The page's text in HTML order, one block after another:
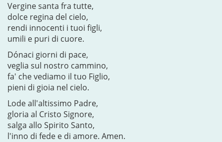
Vergine santa fra tutte,
dolce regina del cielo,
rendi innocenti i tuoi figli,
umili e puri di cuore.
Dónaci giorni di pace,
veglia sul nostro cammino,
fa' che vediamo il tuo Figlio,
pieni di gioia nel cielo.
Lode all'altissimo Padre,
gloria al Cristo Signore,
salga allo Spirito Santo,
l'inno di fede e di amore. Amen.